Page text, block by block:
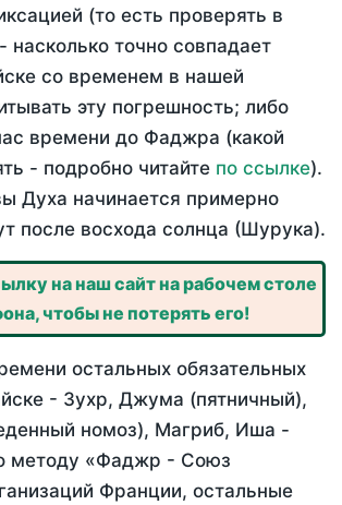
(то есть проверять в
насколько точно совпадает
со временем в нашей
эту погрешность; либо
времени до Фаджра (какой
- подробно читайте по ссылке).
Духа начинается примерно
после восхода солнца (Шурука).
на наш сайт на рабочем столе
чтобы не потерять его!
остальных обязательных
- Зухр, Джума (пятничный),
номоз), Магриб, Иша -
методу «Фаджр - Союз
Франции, остальные